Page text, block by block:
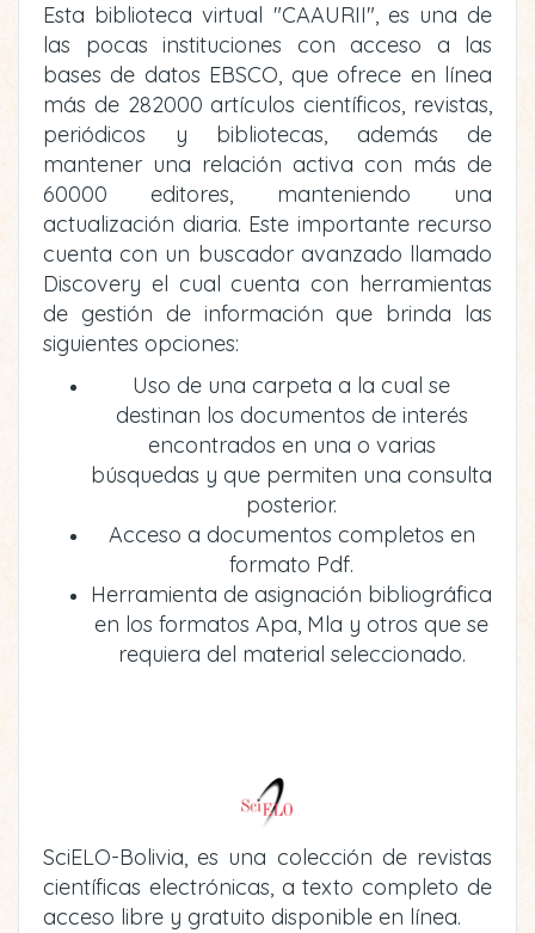
Esta biblioteca virtual "CAAURII", es una de
las pocas instituciones con acceso a las
bases de datos EBSCO, que ofrece en línea
más de 282000 artículos científicos, revistas,
periódicos y bibliotecas, además de
mantener una relación activa con más de
60000 editores, manteniendo una
actualización diaria. Este importante recurso
cuenta con un buscador avanzado llamado
Discovery el cual cuenta con herramientas
de gestión de información que brinda las
siguientes opciones:
Uso de una carpeta a la cual se
destinan los documentos de interés
encontrados en una o varias
búsquedas y que permiten una consulta
posterior.
Acceso a documentos completos en
formato Pdf.
Herramienta de asignación bibliográfica
en los formatos Apa, Mla y otros que se
requiera del material seleccionado.
SciELO-Bolivia, es una colección de revistas
científicas electrónicas, a texto completo de
acceso libre y gratuito disponible en línea.